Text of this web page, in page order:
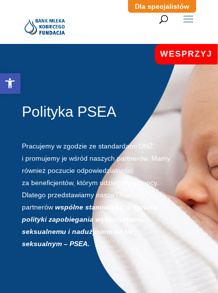
Otwórz pasek narzędzi
Dla specjalistów
WESPRZYJ
Polityka PSEA
Pracujemy w zgodzie ze standardami ONZ
i promujemy je wśród naszych partnerów. Mamy
również poczucie odpowiedzialności
za beneficjentów, którym udzielamy pomocy.
Dlatego przedstawiamy nasze i naszych
partnerów wspólne stanowisko w sprawie
polityki zapobiegania wykorzystaniu
seksualnemu i nadużyciom na tle
seksualnym – PSEA.